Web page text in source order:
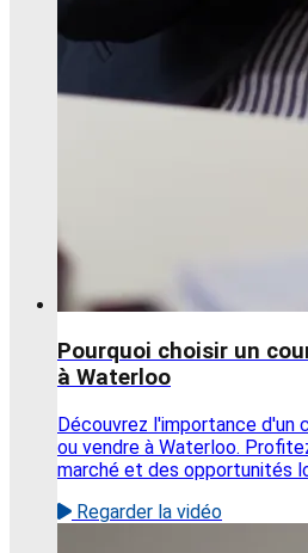
Pourquoi choisir un
à Waterloo
Découvrez l'importance d'un
ou vendre à Waterloo.
marché et des opportunités
Regarder la vidéo